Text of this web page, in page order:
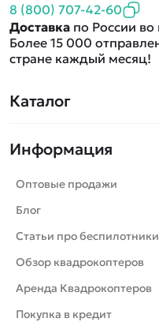
Каталог
Машинки
Танки
Вертолеты
Катера
Роботы
Самолеты
Сборные модели
Информация
Оптовые продажи
Блог
Статьи про беспилотники
Обзор квадрокоптеров
Аренда Квадрокоптеров
Покупка в кредит
8 (800) 707-42-60
Доставка по России во
Более 15 000
стране каждый месяц!